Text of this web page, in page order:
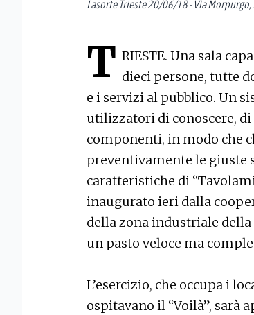
Lasorte Trieste 20/06/18 - Via
T RIESTE. Una sala
dieci persone, tutte
e i servizi al pubblico. Un
utilizzatori di conoscere,
componenti, in modo che
preventivamente le giuste
caratteristiche di
inaugurato ieri dalla
della zona industriale
un pasto veloce ma
L’esercizio, che occupa i
ospitavano il “Voilà”, sarà